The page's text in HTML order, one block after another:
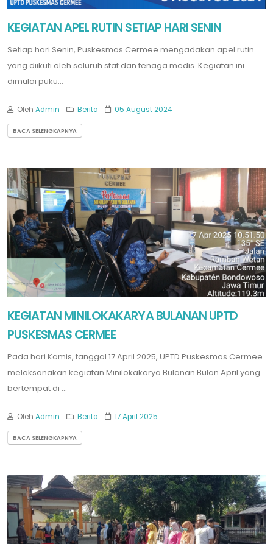
KEGIATAN APEL RUTIN SETIAP HARI SENIN
Setiap hari Senin, Puskesmas Cermee mengadakan apel rutin
yang diikuti oleh seluruh staf dan tenaga medis. Kegiatan ini
dimulai puku...
Oleh Admin Berita 05 August 2024
BACA SELENGKAPNYA
KEGIATAN MINILOKAKARYA BULANAN UPTD
PUSKESMAS CERMEE
Pada hari Kamis, tanggal 17 April 2025, UPTD Puskesmas Cermee
melaksanakan kegiatan Minilokakarya Bulanan Bulan April yang
bertempat di ...
Oleh Admin Berita 17 April 2025
BACA SELENGKAPNYA